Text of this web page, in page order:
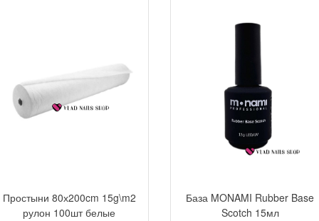
Простыни 80х200cm 15g\m2
рулон 100шт белые
База MONAMI Rubber Base
Scotch 15мл